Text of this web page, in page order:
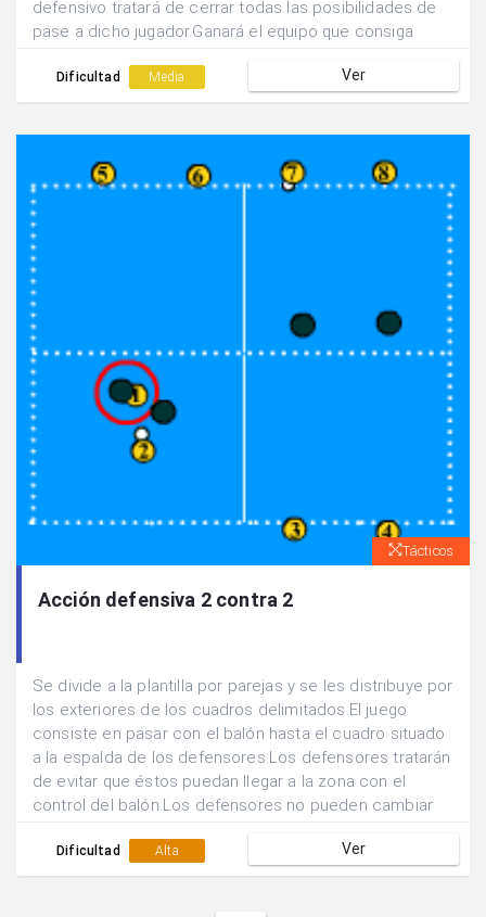
defensivo tratará de cerrar todas las posibilidades de
pase a dicho jugador.Ganará el equipo que consiga
tiempo determinado.
Dificultad Media Ver
Tácticos
Acción defensiva 2 contra 2
Se divide a la plantilla por parejas y se les distribuye por
los exteriores de los cuadros delimitados.El juego
consiste en pasar con el balón hasta el cuadro situado
a la espalda de los defensores.Los defensores tratarán
de evitar que éstos puedan llegar a la zona con el
control del balón.Los defensores no pueden cambiar
zona.Dificultad Alta Ver